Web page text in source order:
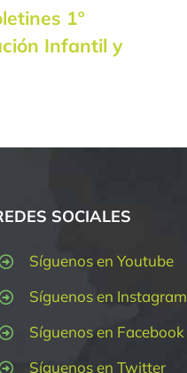
1º
Infantil y
SOCIALES
Síguenos en Youtube
Síguenos en Instagram
Síguenos en Facebook
Síguenos en Twitter